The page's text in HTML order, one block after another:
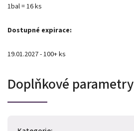
1bal = 16 ks
Dostupné expirace:
19.01.2027 - 100+ ks
Doplňkové parametry